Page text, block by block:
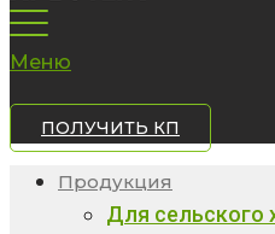
Меню
ПОЛУЧИТЬ КП
Продукция
Для сельского